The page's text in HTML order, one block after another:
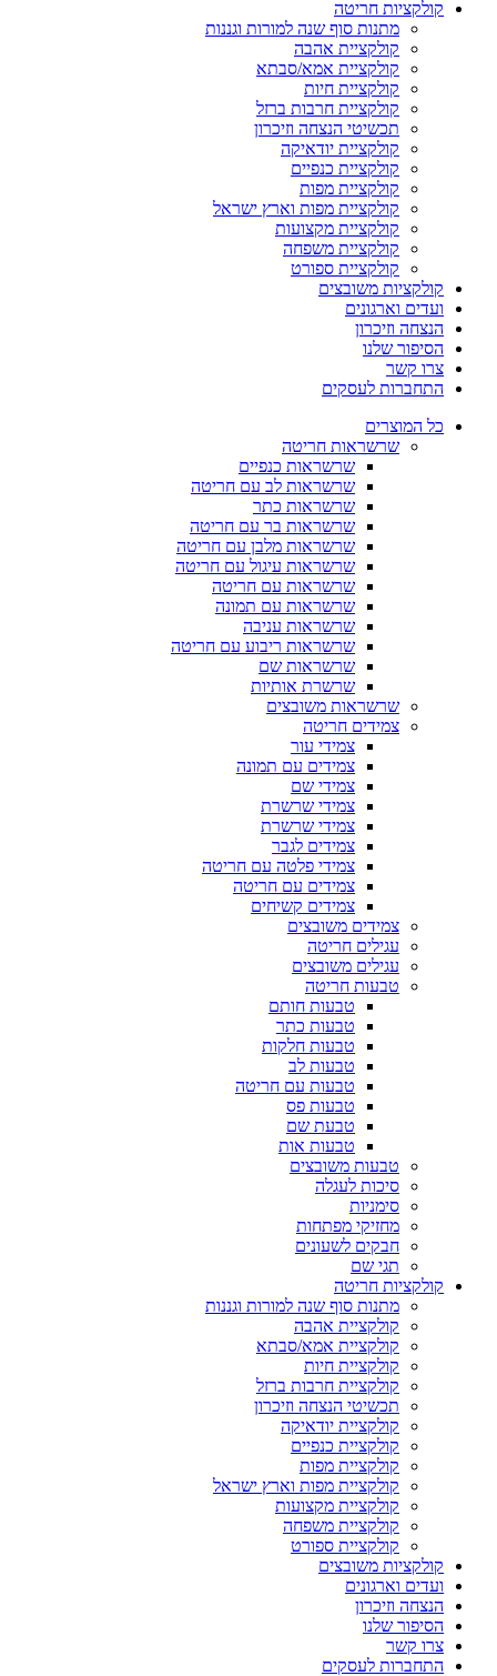
קולקציות חריטה
מתנות סוף שנה למורות וגננות
קולקציית אהבה
קולקציית אמא/סבתא
קולקציית חיות
קולקציית חרבות ברזל
תכשיטי הנצחה וזיכרון
קולקציית יודאיקה
קולקציית כנפיים
קולקציית מפות
קולקציית מפות וארץ ישראל
קולקציית מקצועות
קולקציית משפחה
קולקציית ספורט
קולקציות משובצים
ועדים וארגונים
הנצחה וזיכרון
הסיפור שלנו
צרו קשר
התחברות לעסקים
כל המוצרים
שרשראות חריטה
שרשראות כנפיים
שרשראות לב עם חריטה
שרשראות כתר
שרשראות בר עם חריטה
שרשראות מלבן עם חריטה
שרשראות עיגול עם חריטה
שרשראות עם חריטה
שרשראות עם תמונה
שרשראות עניבה
שרשראות ריבוע עם חריטה
שרשראות שם
שרשרת אותיות
שרשראות משובצים
צמידים חריטה
צמידי עור
צמידים עם תמונה
צמידי שם
צמידי שרשרת
צמידי שרשרת
צמידים לגבר
צמידי פלטה עם חריטה
צמידים עם חריטה
צמידים קשיחים
צמידים משובצים
עגילים חריטה
עגילים משובצים
טבעות חריטה
טבעות חותם
טבעות כתר
טבעות חלקות
טבעות לב
טבעות עם חריטה
טבעות פס
טבעת שם
טבעות אות
טבעות משובצים
סיכות לעגלה
סימניות
מחזיקי מפתחות
חבקים לשעונים
תגי שם
קולקציות חריטה
מתנות סוף שנה למורות וגננות
קולקציית אהבה
קולקציית אמא/סבתא
קולקציית חיות
קולקציית חרבות ברזל
תכשיטי הנצחה וזיכרון
קולקציית יודאיקה
קולקציית כנפיים
קולקציית מפות
קולקציית מפות וארץ ישראל
קולקציית מקצועות
קולקציית משפחה
קולקציית ספורט
קולקציות משובצים
ועדים וארגונים
הנצחה וזיכרון
הסיפור שלנו
צרו קשר
התחברות לעסקים